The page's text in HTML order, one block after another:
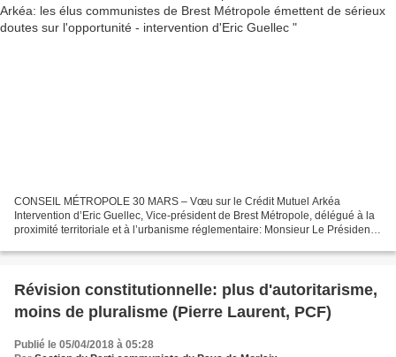
CONSEIL MÉTROPOLE 30 MARS – Vœu sur le Crédit Mutuel Arkéa
Intervention d’Eric Guellec, Vice-président de Brest Métropole, délégué à la
proximité territoriale et à l’urbanisme réglementaire: Monsieur Le Président,
Révision constitutionnelle: plus d'autoritarisme,
moins de pluralisme (Pierre Laurent, PCF)
Publié le 05/04/2018 à 05:28